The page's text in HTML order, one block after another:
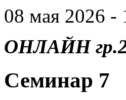
08 мая 2026 -
ОНЛАЙН
Семинар 7